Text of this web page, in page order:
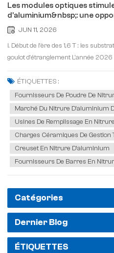
Les modules optiques
d'aluminium&nbsp;: une
substitution nationale
JUN 11, 2026
I. Début de l'ère des 1,6 T : les
goulot d'étranglement L'année 2026
commercialisation à grande échelle
vitesse de 1,6 T, la chaîne
ÉTIQUETTES :
Fournisseurs De Poudre De
Marché Du Nitrure D'aluminium
Usines De Remplissage En
Charges Céramiques De Gestion
Creuset En Nitrure D'aluminium
Fournisseurs De Barres En
Catégories
Dernier Blog
ÉTIQUETTES